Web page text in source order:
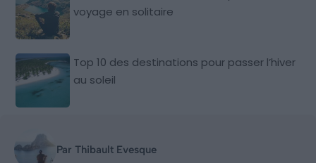
voyage en solitaire
Top 10 des destinations pour passer l’hiver
au soleil
Par Thibault Evesque